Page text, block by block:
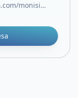
https://www.instagram.com/monisima_mv?igsh=MXFmYXoxdnBwbTFhZw==